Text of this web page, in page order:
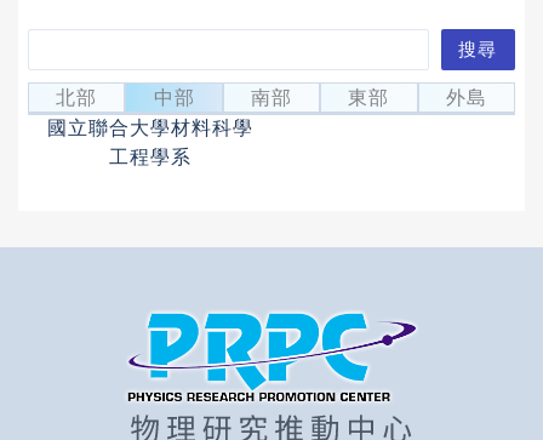
許芳琪
Hsu, Fang-Chi
國立聯合大學材料科學
工程學系
尋
搜尋
北部 中部 南部 東部 外島